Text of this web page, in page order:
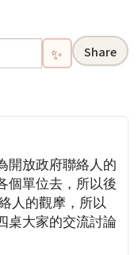
✨ Share
開放政府聯絡人的
個單位去，所以後
人的觀摩，所以
桌大家的交流討論